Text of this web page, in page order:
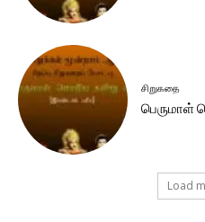
சிறுகதை
பெருமாள்
Load